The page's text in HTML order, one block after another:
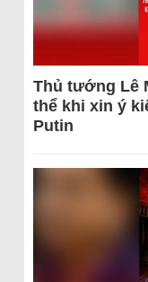
Thủ tướng Lê
thể khi xin ý
Putin